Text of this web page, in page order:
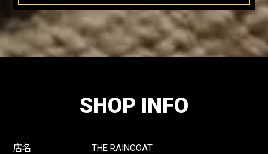
SHOP INFO
店名
THE RAINCOAT